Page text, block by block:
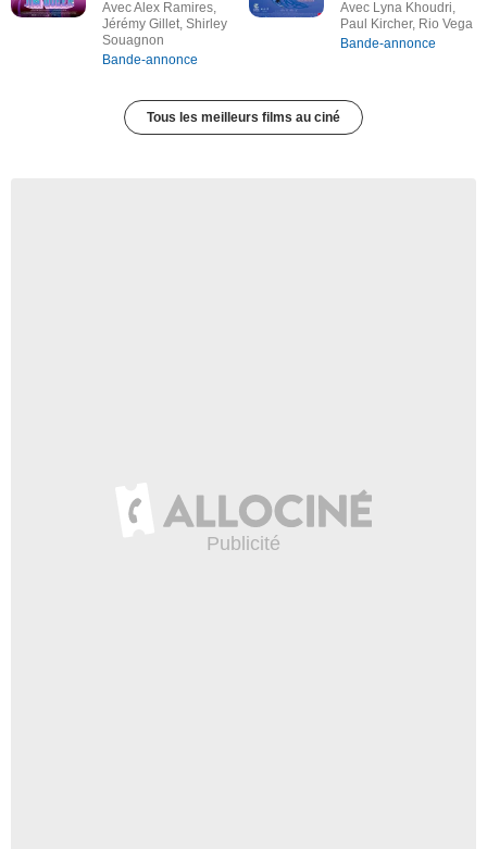
Avec Alex Ramires,
Jérémy Gillet, Shirley
Souagnon
Bande-annonce
Avec Lyna Khoudri,
Paul Kircher, Rio Vega
Bande-annonce
Tous les meilleurs films au ciné